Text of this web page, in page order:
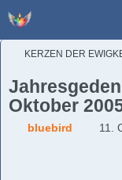
KERZEN DER
Oktober
bluebird 11.